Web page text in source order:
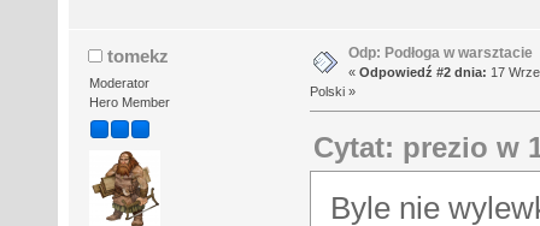
tomekz
Moderator
Hero Member
Odp: Podłoga w warsztacie
« Odpowiedź #2 dnia: 17
Polski »
Cytat: prezio w
Byle nie